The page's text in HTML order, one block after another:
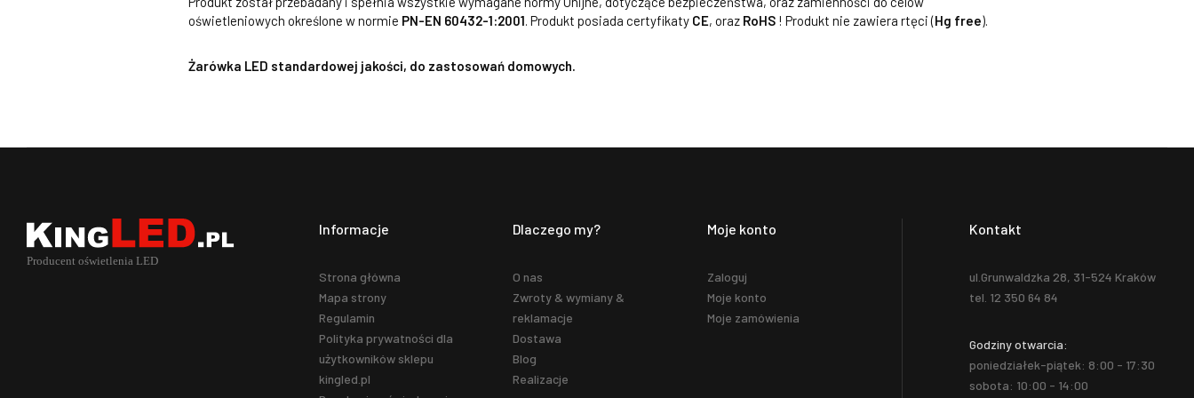
oświetleniowych określone w normie PN-EN 60432-1:2001. Produkt posiada certyfikaty CE, oraz RoHS ! Produkt nie zawiera rtęci (Hg free).
Żarówka LED standardowej jakości, do zastosowań domowych.
Informacje
Strona główna
Mapa strony
Regulamin
Polityka prywatności dla
użytkowników sklepu
kingled.pl
Dlaczego my?
O nas
Zwroty & wymiany &
reklamacje
Dostawa
Blog
Realizacje
Moje konto
Zaloguj
Moje konto
Moje zamówienia
Kontakt
ul.Grunwaldzka 28, 31-524 Kraków
tel. 12 350 64 84
Godziny otwarcia:
poniedziałek-piątek: 8:00 - 17:30
sobota: 10:00 - 14:00